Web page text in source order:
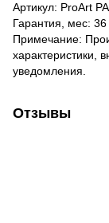
Артикул: ProArt
Гарантия, мес: 36
Примечание:
характеристики,
уведомления.
Отзывы